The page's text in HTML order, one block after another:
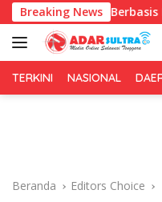
Langsung
ke
konten
Breaking News
Digital Lewat
TERKINI NASIONAL
Beranda Editors Choice